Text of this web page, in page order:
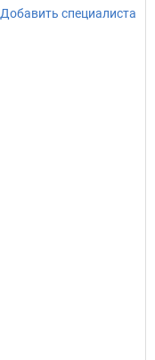
Добавить специалиста